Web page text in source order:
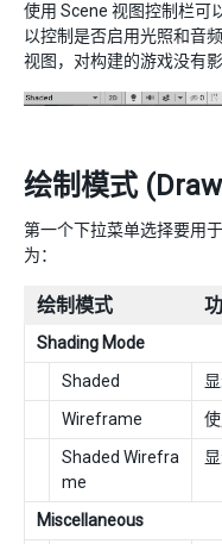
使用 Scene 视图控制栏可
以控制是否启用光照和音
视图，对构建的游戏没有影
绘制模式
第一个下拉菜单选择要用
为：
绘制模式
Shading Mode
Shaded
Wireframe
Shaded Wirefra
me
Miscellaneous